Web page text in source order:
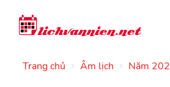
Trang chủ Âm lịch Năm